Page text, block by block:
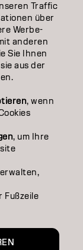
Traffic
über
Werbe-
anderen
Sie Ihnen
aus der
, wenn
, um Ihre